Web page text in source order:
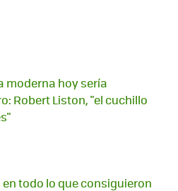
moderna hoy sería
Robert Liston, "el cuchillo
todo lo que consiguieron